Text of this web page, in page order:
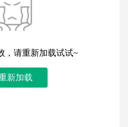
，请重新加载试试~
新加载